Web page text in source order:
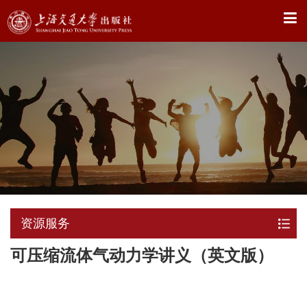
X
资源服务
可压缩流体气动力学讲义（英文版）